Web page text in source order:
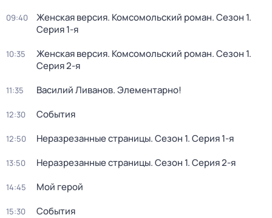
09:40 Женская версия. Комсомольский роман. Сезон 1.
Серия 1-я
10:35 Женская версия. Комсомольский роман. Сезон 1.
Серия 2-я
11:35 Василий Ливанов. Элементарно!
12:30 События
12:50 Неразрезанные страницы. Сезон 1. Серия 1-я
13:50 Неразрезанные страницы. Сезон 1. Серия 2-я
14:45 Мой герой
15:30 События